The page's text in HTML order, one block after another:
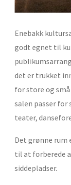
Enebakk
godt egnet til
det er trukket
for store og
salen passer
teater,
Det grønne rum
til at forberede
siddepladser.